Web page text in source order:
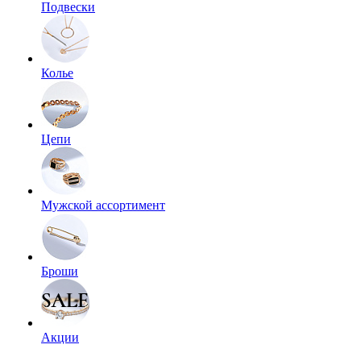
Подвески
Колье
Цепи
Мужской ассортимент
Броши
Акции